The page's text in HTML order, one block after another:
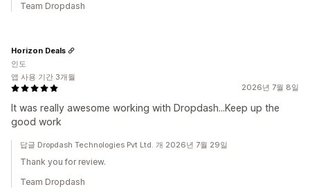
Team Dropdash
2026년 7월 8일
It was really awesome working with Dropdash...Keep up the
good work
Horizon Deals
인도
앱 사용 기간 3개월
답글 Dropdash Technologies Pvt Ltd. 개 2026년 7월 29일
Thank you for review.
Team Dropdash